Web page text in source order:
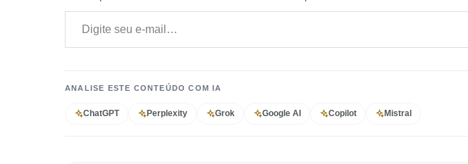
Digite seu e-mail…
ANALISE ESTE CONTEÚDO COM IA
ChatGPT Perplexity Grok Google AI Copilot Mistral